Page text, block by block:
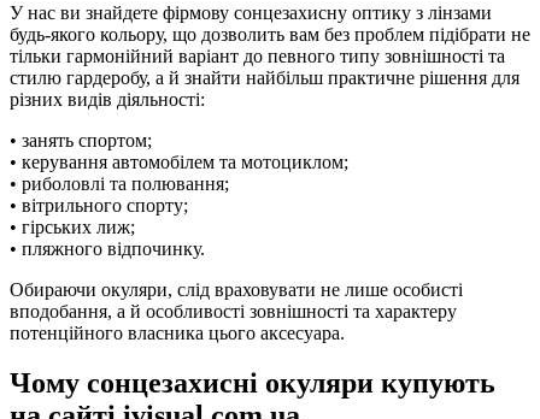
У нас ви знайдете фірмову сонцезахисну оптику з лінзами
будь-якого кольору, що дозволить вам без проблем підібрати не
тільки гармонійний варіант до певного типу зовнішності та
стилю гардеробу, а й знайти найбільш практичне рішення для
різних видів діяльності:
• занять спортом;
• керування автомобілем та мотоциклом;
• риболовлі та полювання;
• вітрильного спорту;
• гірських лиж;
• пляжного відпочинку.
Обираючи окуляри, слід враховувати не лише особисті
вподобання, а й особливості зовнішності та характеру
потенційного власника цього аксесуара.
Чому сонцезахисні окуляри купують